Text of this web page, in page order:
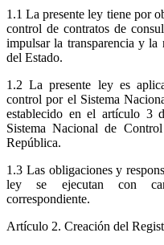
1.1 La presente ley tiene por
control de contratos de
impulsar la transparencia y la
del Estado.
1.2 La presente ley es
control por el Sistema
establecido en el artículo 3
Sistema Nacional de
República.
1.3 Las obligaciones y
ley se ejecutan con
correspondiente.
Artículo 2. Creación del